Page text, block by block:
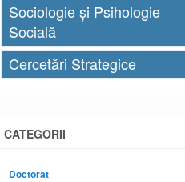
Sociologie și Psihologie
Socială
Cercetări Strategice
CATEGORII
Doctorat